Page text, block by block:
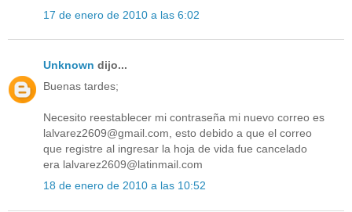
17 de enero de 2010 a las 6:02
Unknown dijo...
Buenas tardes;
Necesito reestablecer mi contraseña mi nuevo correo es
lalvarez2609@gmail.com, esto debido a que el correo
que registre al ingresar la hoja de vida fue cancelado
era lalvarez2609@latinmail.com
18 de enero de 2010 a las 10:52